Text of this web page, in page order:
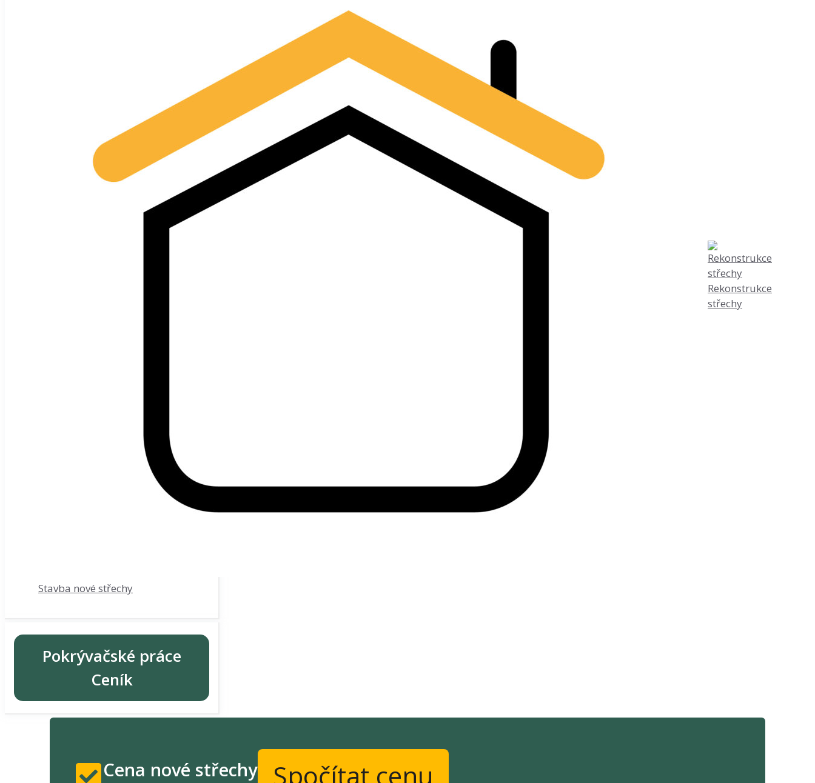
Stavba nové střechy
Rekonstrukce
střechy
Pokrývačské práce
Ceník
Cena nové střechy Spočítat cenu